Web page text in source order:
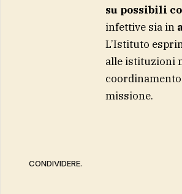
su possibili
infettive sia in
L’Istituto
alle istituzioni
missione.
CONDIVIDERE.